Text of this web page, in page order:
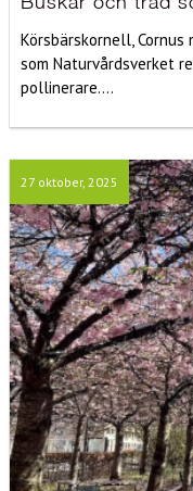
Körsbärskornell, Cornus
som Naturvårdsverket
pollinerare....
27 oktober, 2025